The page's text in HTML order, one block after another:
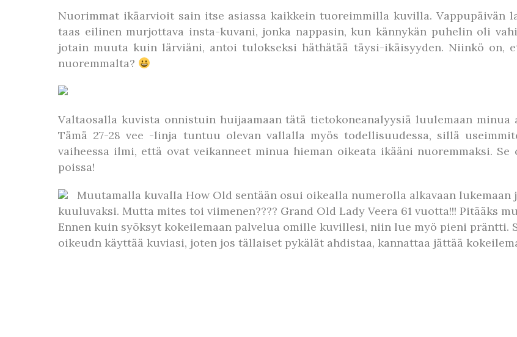
Nuorimmat ikäarvioit sain itse asiassa kaikkein tuoreimmilla kuvilla. Vappupäivän
taas eilinen murjottava insta-kuvani, jonka nappasin, kun kännykän puhelin oli
jotain muuta kuin lärviäni, antoi tulokseksi häthätää täysi-ikäisyyden. Niinkö on,
nuoremmalta?
Valtaosalla kuvista onnistuin huijaamaan tätä tietokoneanalyysiä luulemaan
Tämä 27-28 vee -linja tuntuu olevan vallalla myös todellisuudessa, sillä
vaiheessa ilmi, että ovat veikanneet minua hieman oikeata ikääni nuoremmaksi.
poissa!
Muutamalla kuvalla How Old sentään osui oikealla numerolla alkavaan
kuuluvaksi. Mutta mites toi viimenen???? Grand Old Lady Veera 61 vuotta!!! Pitääks
Ennen kuin syöksyt kokeilemaan palvelua omille kuvillesi, niin lue myö pieni
oikeudn käyttää kuviasi, joten jos tällaiset pykälät ahdistaa, kannattaa jättää